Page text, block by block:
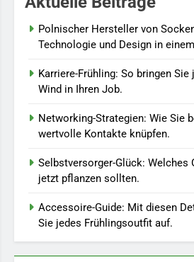
Polnischer Hersteller von
Technologie und Design in einem
Karriere-Frühling: So bringen
Wind in Ihren Job.
Networking-Strategien: Wie Sie
wertvolle Kontakte knüpfen.
Selbstversorger-Glück: Welches
jetzt pflanzen sollten.
Accessoire-Guide: Mit diesen
Sie jedes Frühlingsoutfit auf.
Naturnah
locken Sie
Schmetterlinge
LEBENSSTIL
7
Berufliche
Quereinstieg in
Saison.
LEBENSSTIL
8
Farbenpracht
kombinieren
Pastelltöne in
Jahr.
MODE
1
Polnischer